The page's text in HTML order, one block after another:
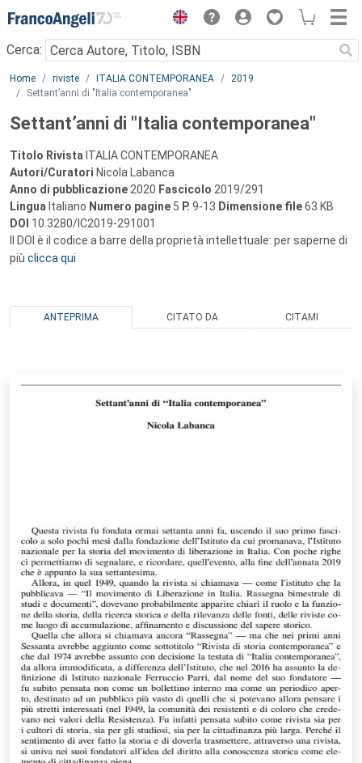
Menu
Cerca:
Main content
Home riviste ITALIA CONTEMPORANEA
2019
Settant’anni di "Italia contemporanea"
Settant’anni di "Italia contemporanea"
Titolo Rivista ITALIA CONTEMPORANEA
Autori/Curatori Nicola Labanca
Anno di pubblicazione 2020 Fascicolo 2019/291
Lingua Italiano Numero pagine 5 P. 9-13 Dimensione file63 KB
DOI 10.3280/IC2019-291001
Il DOI è il codice a barre della proprietà intellettuale: per saperne di
più clicca qui
ANTEPRIMA CITATO DA CITAMI